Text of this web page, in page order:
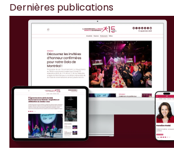
Dernières publications